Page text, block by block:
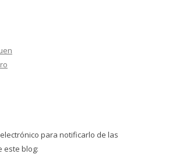
para notificarlo de las
este blog: